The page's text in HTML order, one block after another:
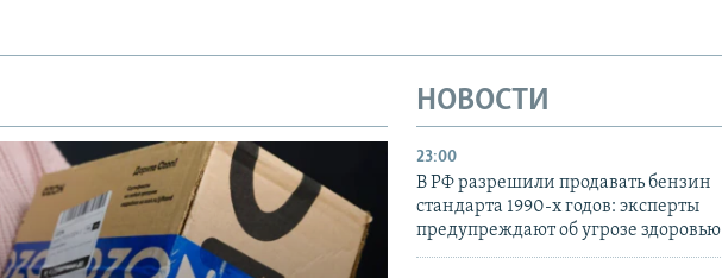
НОВОСТИ
23:00
В РФ разрешили продавать бензин
стандарта 1990-х годов: эксперты
предупреждают об угрозе здоровью